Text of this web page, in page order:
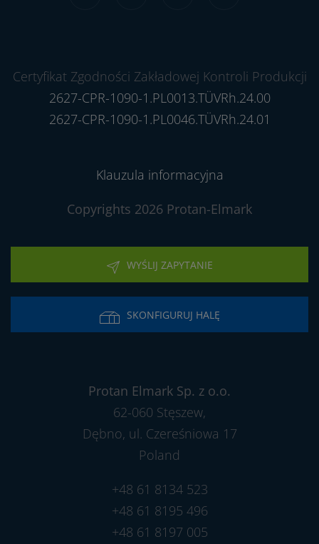
Certyfikat Zgodności Zakładowej Kontroli Produkcji
2627-CPR-1090-1.PL0013.TÜVRh.24.00
2627-CPR-1090-1.PL0046.TÜVRh.24.01
Klauzula informacyjna
Copyrights 2026 Protan-Elmark
WYŚLIJ ZAPYTANIE
SKONFIGURUJ HALĘ
Protan Elmark Sp. z o.o.
62-060 Stęszew,
Dębno, ul. Czereśniowa 17
Poland
+48 61 8134 523
+48 61 8195 496
+48 61 8197 005